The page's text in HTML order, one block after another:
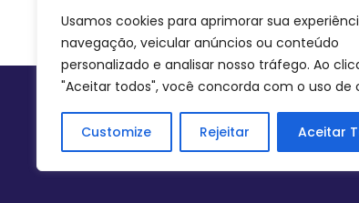
Usamos cookies para aprimorar sua
navegação, veicular anúncios ou conteúdo
personalizado e analisar nosso tráfego. Ao
"Aceitar todos", você concorda com o uso de
Customize Rejeitar Aceitar
Siga-nos